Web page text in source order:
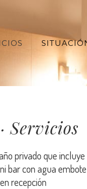
Servicios
privado que
bar con agua
recepción